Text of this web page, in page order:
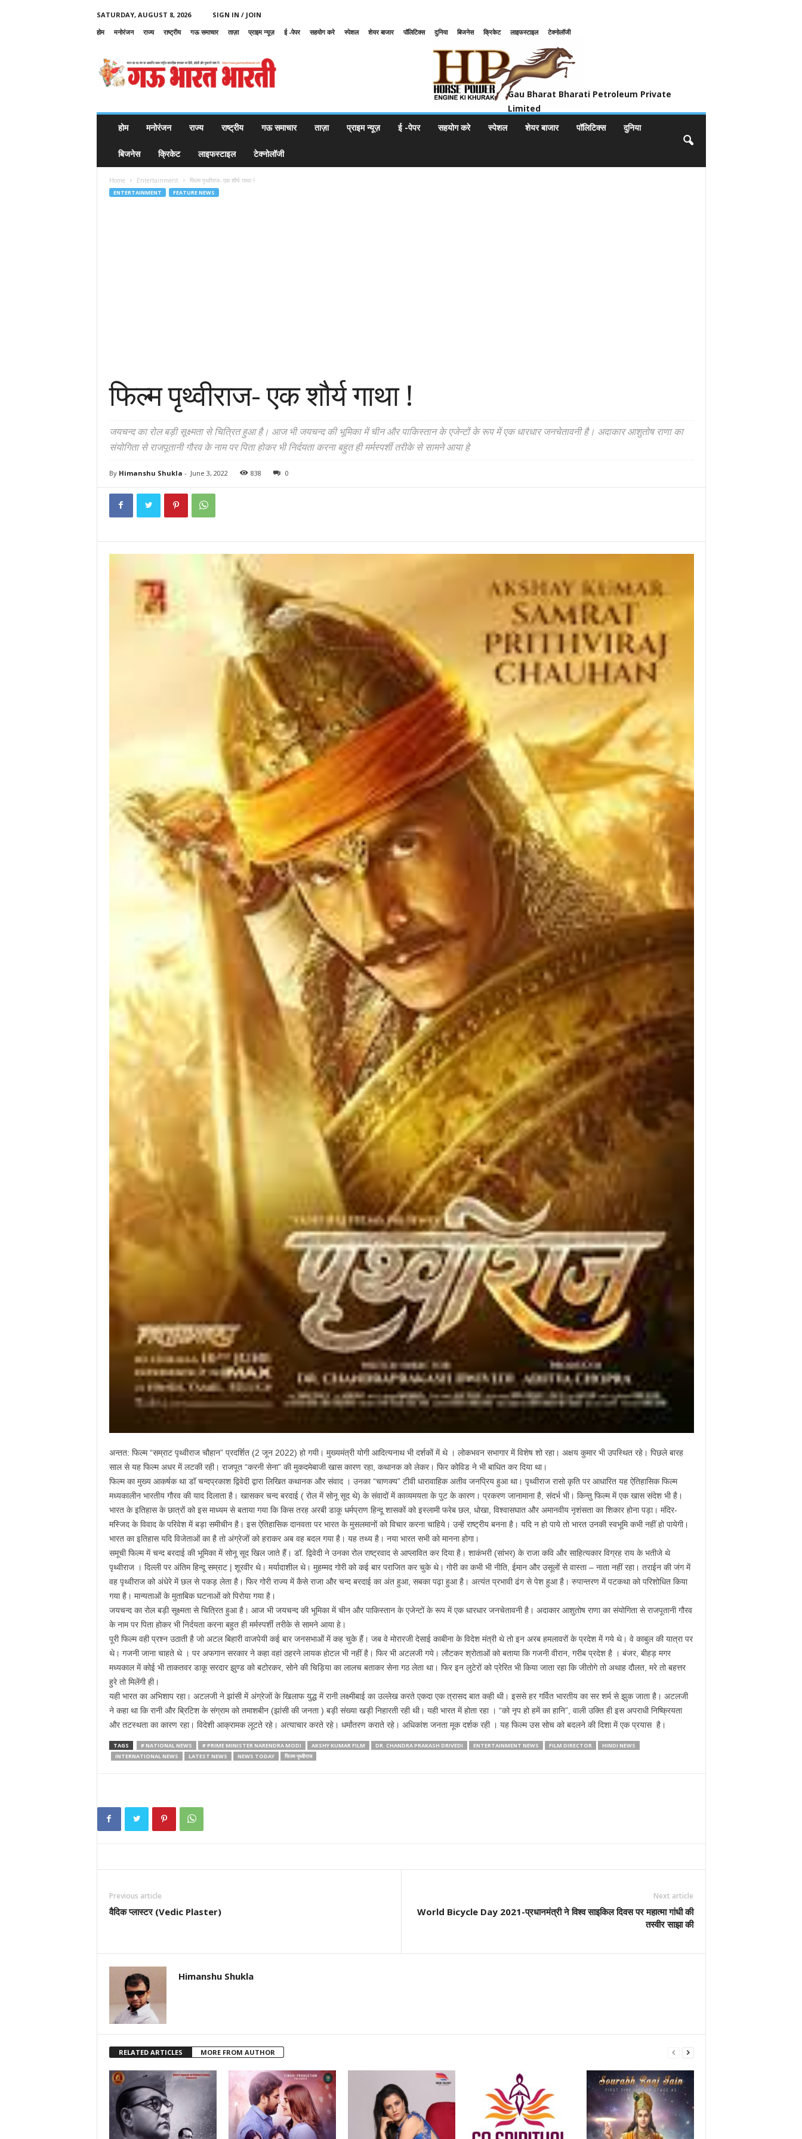
SATURDAY, AUGUST 8, 2026
SIGN IN / JOIN
होम
मनोरंजन राज्य राष्ट्रीय गऊ समाचार ताज़ा प्राइम न्यूज़ ई -पेपर सहयोग करे स्पेशल शेयर बाजार पॉलिटिक्स दुनिया बिजनेस क्रिकेट लाइफस्टाइल
टेक्नोलॉजी
u
Gau Bharat Bharati Petroleum Private
Limited
होम
मनोरंजन राज्य राष्ट्रीय गऊ समाचार ताज़ा प्राइम न्यूज़ ई -पेपर सहयोग करे स्पेशल शेयर बाजार पॉलिटिक्स दुनिया
बिजनेस क्रिकेट लाइफस्टाइल टेक्नोलॉजी
Home Entertainment फिल्म पृथ्वीराज- एक शौर्य गाथा !
ENTERTAINMENT FEATURE NEWS
फिल्म पृथ्वीराज- एक शौर्य गाथा !
जयचन्द का रोल बड़ी सूक्ष्मता से चित्रित हुआ है। आज भी जयचन्द की भूमिका में चीन और पाकिस्तान के एजेन्टों के रूप में एक धारधार जनचेतावनी है। अदाकार आशुतोष राणा का
संयोगिता से राजपूतानी गौरव के नाम पर पिता होकर भी निर्दयता करना बहुत ही मर्मस्पर्शी तरीके से सामने आया हे
By Himanshu Shukla - June 3, 2022 838 0
अन्तत: फिल्म “सम्राट पृथ्वीराज चौहान” प्रदर्शित (2 जून 2022) हो गयी। मुख्यमंत्री योगी आदित्यनाथ भी दर्शकों में थे । लोकभवन सभागार में विशेष शो रहा। अक्षय कुमार भी उपस्थित रहे। पिछले बारह
साल से यह फिल्म अधर में लटकी रही। राजपूत “करनी सेना” की मुकदमेबाजी खास कारण रहा, कथानक को लेकर। फिर कोविड ने भी बाधित कर दिया था।
फिल्म का मुख्य आकर्षक था डॉ चन्दप्रकाश द्विवेदी द्वारा लिखित कथानक और संवाद । उनका “चाणक्य” टीवी धारावाहिक अतीव जनप्रिय हुआ था। पृथ्वीराज रासो कृति पर आधारित यह ऐतिहासिक फिल्म
मध्यकालीन भारतीय गौरव की याद दिलाता है। खासकर चन्द बरदाई ( रोल में सोनू सूद थे) के संवादों में काव्यमयता के पुट के कारण। प्रकरण जानामाना है, संदर्भ भी। किन्तु फिल्म में एक खास संदेश भी है।
भारत के इतिहास के छात्रों को इस माध्यम से बताया गया कि किस तरह अरबी डाकू धर्मप्राण हिन्दू शासकों को इस्लामी फरेब छल, धोखा, विश्वासघात और अमानवीय नृशंसता का शिकार होना पड़ा। मंदिर-
मस्जिद के विवाद के परिवेश में बड़ा समीचीन है। इस ऐतिहासिक दानवता पर भारत के मुसलमानों को विचार करना चाहिये। उन्हें राष्ट्रीय बनना है। यदि न हो पाये तो भारत उनकी स्वभूमि कभी नहीं हो पायेगी।
भारत का इतिहास यदि विजेताओं का है तो अंग्रेजों को हराकर अब वह बदल गया है। यह तथ्य है। नया भारत सभी को मानना होगा।
समूची फिल्म में चन्द बरदाई की भूमिका में सोनू सूद खिल जाते हैं। डॉ. द्विवेदी ने उनका रोल राष्ट्रवाद से आप्लावित कर दिया है। शाकंभरी (सांभर) के राजा कवि और साहित्यकार विग्रह राय के भतीजे थे
पृथ्वीराज । दिल्ली पर अंतिम हिन्दू सम्राट | शूरवीर थे। मर्यादाशील थे। मुहम्मद गोरी को कई बार पराजित कर चुके थे। गोरी का कभी भी नीति, ईमान और उसूलों से वास्ता – नाता नहीं रहा। तराईन की जंग में
वह पृथ्वीराज को अंधेरे में छल से पकड़ लेता है। फिर गोरी राज्य में कैसे राजा और चन्द बरदाई का अंत हुआ, सबका पढ़ा हुआ है। अत्यंत प्रभावी ढंग से पेश हुआ है। रुपान्तरण में पटकथा को परिशोधित किया
गया है। मान्यताओं के मुताबिक घटनाओं को पिरोया गया है।
जयचन्द का रोल बड़ी सूक्ष्मता से चित्रित हुआ है। आज भी जयचन्द की भूमिका में चीन और पाकिस्तान के एजेन्टों के रूप में एक धारधार जनचेतावनी है। अदाकार आशुतोष राणा का संयोगिता से राजपूतानी गौरव
के नाम पर पिता होकर भी निर्दयता करना बहुत ही मर्मस्पर्शी तरीके से सामने आया हे।
पूरी फिल्म वही प्रश्न उठाती है जो अटल बिहारी वाजपेयी कई बार जनसभाओं में कह चुके हैं। जब वे मोरारजी देसाई काबीना के विदेश मंत्री थे तो इन अरब हमलावरों के प्रदेश में गये थे। वे काबुल की यात्रा पर
थे। गजनी जाना चाहते थे । पर अफगान सरकार ने कहा वहां ठहरने लायक होटल भी नहीं है। फिर भी अटलजी गये। लौटकर श्रोताओं को बताया कि गजनी वीरान, गरीब प्रदेश है । बंजर, बीहड़ मगर
मध्यकाल में कोई भी ताकतवर डाकू सरदार झुण्ड को बटोरकर, सोने की चिड़िया का लालच बताकर सेना गठ लेता था। फिर इन लुटेरों को प्रेरित भी किया जाता रहा कि जीतोगे तो अथाह दौलत, मरे तो बहत्तर
हुरे तो मिलेंगी ही।
यही भारत का अभिशाप रहा। अटलजी ने झांसी में अंग्रेजों के खिलाफ युद्ध में रानी लक्ष्मीबाई का उल्लेख करते एकदा एक त्रासद बात कही थी। इससे हर गर्वित भारतीय का सर शर्म से झुक जाता है। अटलजी
ने कहा था कि रानी और ब्रिटिश के संग्राम को तमाशबीन (झांसी की जनता ) बड़ी संख्या खड़ी निहारती रही थी। यही भारत में होता रहा । “को नृप हो हमें का हानि”, वाली उक्ति ही इस अपराधी निष्क्रियता
और तटस्थता का कारण रहा। विदेशी आक्रामक लूटते रहे। अत्याचार करते रहे। धर्मांतरण कराते रहे। अधिकांश जनता मूक दर्शक रही । यह फिल्म उस सोच को बदलने की दिशा में एक प्रयास है।
TAGS # NATIONAL NEWS # PRIME MINISTER NARENDRA MODI AKSHY KUMAR FILM DR. CHANDRA PRAKASH DRIVEDI ENTERTAINMENT NEWS FILM DIRECTOR
HINDI NEWS
INTERNATIONAL NEWS
LATEST NEWS NEWS TODAY फिल्म पृथ्वीराज
Previous article
वैदिक प्लास्टर (Vedic Plaster)
Next article
World Bicycle Day 2021-प्रधानमंत्री ने विश्व साइकिल दिवस पर महात्मा गांधी की
तस्वीर साझा की
Himanshu Shukla
RELATED ARTICLES MORE FROM AUTHOR